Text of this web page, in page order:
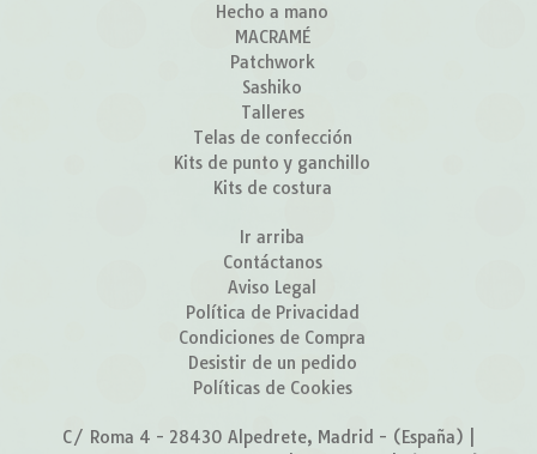
Hecho a mano
MACRAMÉ
Patchwork
Sashiko
Talleres
Telas de confección
Kits de punto y ganchillo
Kits de costura
Ir arriba
Contáctanos
Aviso Legal
Política de Privacidad
Condiciones de Compra
Desistir de un pedido
Políticas de Cookies
C/ Roma 4 - 28430 Alpedrete, Madrid - (España) |